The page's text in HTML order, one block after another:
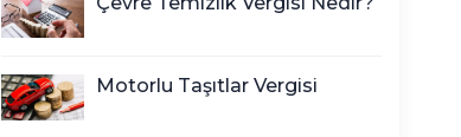
Motorlu Taşıtlar Vergisi